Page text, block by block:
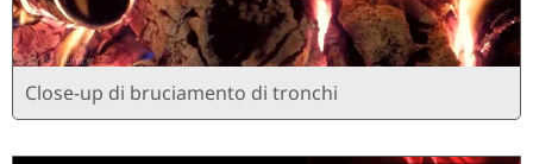
Close-up di bruciamento di tronchi